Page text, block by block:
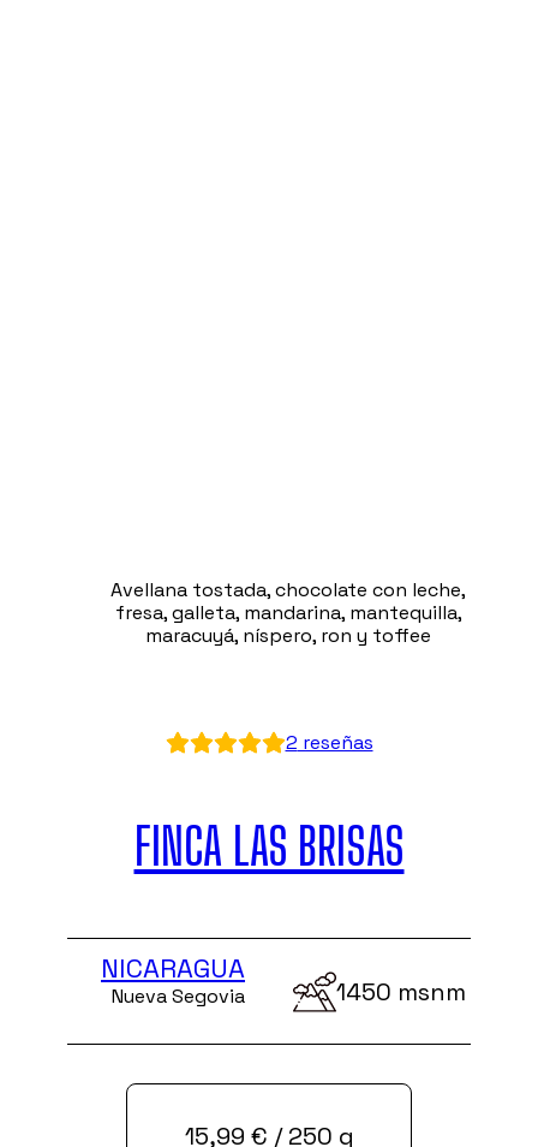
Avellana tostada, chocolate con leche,
fresa, galleta, mandarina, mantequilla,
maracuyá, níspero, ron y toffee
2 reseñas
FINCA LAS BRISAS
NICARAGUA
Nueva Segovia 1450 msnm
15,99 € / 250 g